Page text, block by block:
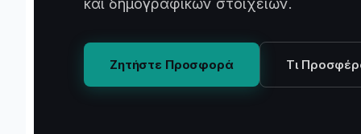
και δημογραφικών στοιχείων.
Ζητήστε Προσφορά Τι